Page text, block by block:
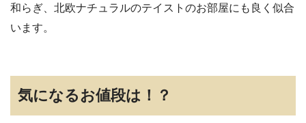
和らぎ、北欧ナチュラルのテイストのお部屋にも良く似合
います。
気になるお値段は！？